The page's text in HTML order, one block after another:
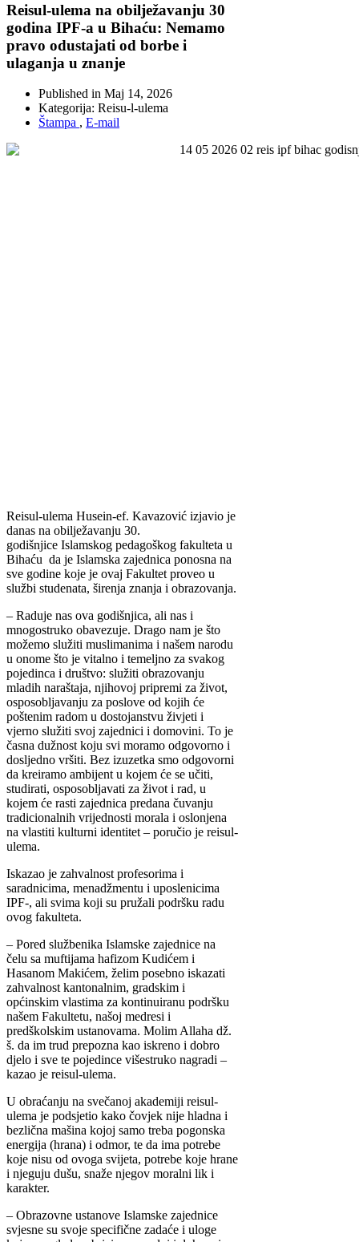
Reisul-ulema na obilježavanju 30
godina IPF-a u Bihaću: Nemamo
pravo odustajati od borbe i
ulaganja u znanje
Published in Maj 14, 2026
Kategorija: Reisu-l-ulema
Štampa , E-mail
Reisul-ulema Husein-ef. Kavazović izjavio je
danas na obilježavanju 30.
godišnjice Islamskog pedagoškog fakulteta u
Bihaću da je Islamska zajednica ponosna na
sve godine koje je ovaj Fakultet proveo u
službi studenata, širenja znanja i obrazovanja.
– Raduje nas ova godišnjica, ali nas i
mnogostruko obavezuje. Drago nam je što
možemo služiti muslimanima i našem narodu
u onome što je vitalno i temeljno za svakog
pojedinca i društvo: služiti obrazovanju
mladih naraštaja, njihovoj pripremi za život,
osposobljavanju za poslove od kojih će
poštenim radom u dostojanstvu živjeti i
vjerno služiti svoj zajednici i domovini. To je
časna dužnost koju svi moramo odgovorno i
dosljedno vršiti. Bez izuzetka smo odgovorni
da kreiramo ambijent u kojem će se učiti,
studirati, osposobljavati za život i rad, u
kojem će rasti zajednica predana čuvanju
tradicionalnih vrijednosti morala i oslonjena
na vlastiti kulturni identitet – poručio je reisul-
ulema.
Iskazao je zahvalnost profesorima i
saradnicima, menadžmentu i uposlenicima
IPF-, ali svima koji su pružali podršku radu
ovog fakulteta.
– Pored službenika Islamske zajednice na
čelu sa muftijama hafizom Kudićem i
Hasanom Makićem, želim posebno iskazati
zahvalnost kantonalnim, gradskim i
općinskim vlastima za kontinuiranu podršku
našem Fakultetu, našoj medresi i
predškolskim ustanovama. Molim Allaha dž.
š. da im trud prepozna kao iskreno i dobro
djelo i sve te pojedince višestruko nagradi –
kazao je reisul-ulema.
U obraćanju na svečanoj akademiji reisul-
ulema je podsjetio kako čovjek nije hladna i
bezlična mašina kojoj samo treba pogonska
energija (hrana) i odmor, te da ima potrebe
koje nisu od ovoga svijeta, potrebe koje hrane
i njeguju dušu, snaže njegov moralni lik i
karakter.
– Obrazovne ustanove Islamske zajednice
svjesne su svoje specifične zadaće i uloge